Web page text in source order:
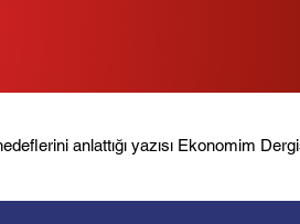
anlattığı yazısı Ekonomim